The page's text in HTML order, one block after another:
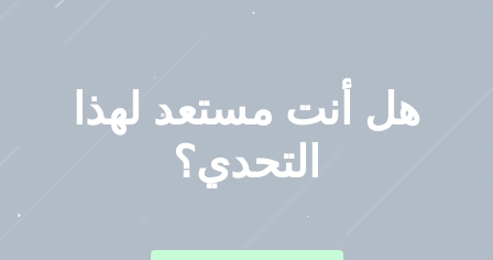
هل أنت مستعد لهذا
التحدي؟